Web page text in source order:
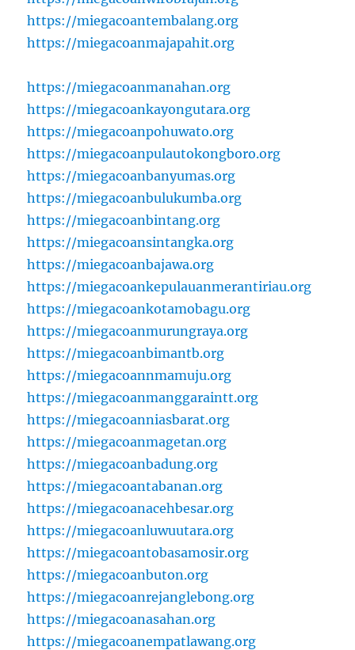
https://miegacoantembalang.org
https://miegacoanmajapahit.org
https://miegacoanmanahan.org
https://miegacoankayongutara.org
https://miegacoanpohuwato.org
https://miegacoanpulautokongboro.org
https://miegacoanbanyumas.org
https://miegacoanbulukumba.org
https://miegacoanbintang.org
https://miegacoansintangka.org
https://miegacoanbajawa.org
https://miegacoankepulauanmerantiriau.org
https://miegacoankotamobagu.org
https://miegacoanmurungraya.org
https://miegacoanbimantb.org
https://miegacoannmamuju.org
https://miegacoanmanggaraintt.org
https://miegacoanniasbarat.org
https://miegacoanmagetan.org
https://miegacoanbadung.org
https://miegacoantabanan.org
https://miegacoanacehbesar.org
https://miegacoanluwuutara.org
https://miegacoantobasamosir.org
https://miegacoanbuton.org
https://miegacoanrejanglebong.org
https://miegacoanasahan.org
https://miegacoanempatlawang.org